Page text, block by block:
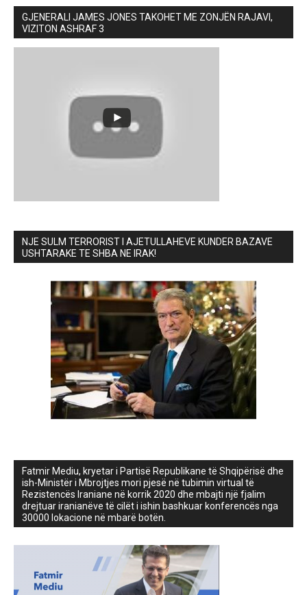
GJENERALI JAMES JONES TAKOHET ME ZONJËN RAJAVI,
VIZITON ASHRAF 3
NJE SULM TERRORIST I AJETULLAHEVE KUNDER BAZAVE
USHTARAKE TE SHBA NE IRAK!
Fatmir Mediu, kryetar i Partisë Republikane të Shqipërisë dhe
ish-Ministër i Mbrojtjes mori pjesë në tubimin virtual të
Rezistencës Iraniane në korrik 2020 dhe mbajti një fjalim
drejtuar iranianëve të cilët i ishin bashkuar konferencës nga
30000 lokacione në mbarë botën.